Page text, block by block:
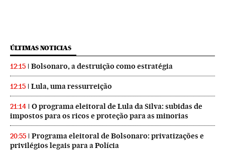
ÚLTIMAS NOTICIAS
12:15 Bolsonaro, a destruição como estratégia
12:15 Lula, uma ressurreição
21:14
O programa eleitoral de Lula da Silva: subidas de
impostos para os ricos e proteção para as minorias
20:55
Programa eleitoral de Bolsonaro: privatizações e
privilégios legais para a Polícia